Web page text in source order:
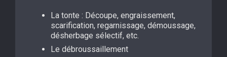
La tonte : Découpe, engraissement,
scarification, regarnissage, démoussage,
désherbage sélectif, etc.
Le débroussaillement